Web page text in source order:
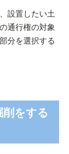
設置したい土
通行権の対象
分を選択する
削をする